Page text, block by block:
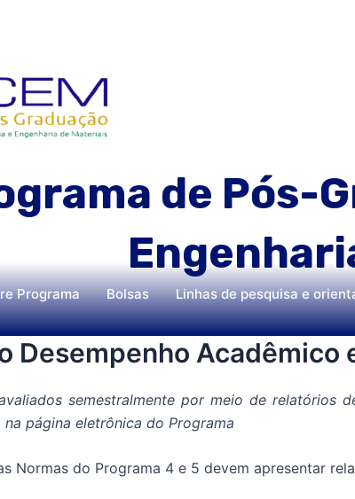
de Pós-
Programa Bolsas Linhas de pesquisa e
Desempenho Acadêmico
semestralmente por meio de
página eletrônica do Programa
Normas do Programa 4 e 5 devem apresentar